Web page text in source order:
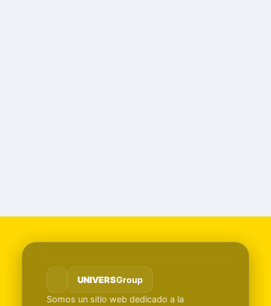
UNIVERSGroup
Somos un sitio web dedicado a la